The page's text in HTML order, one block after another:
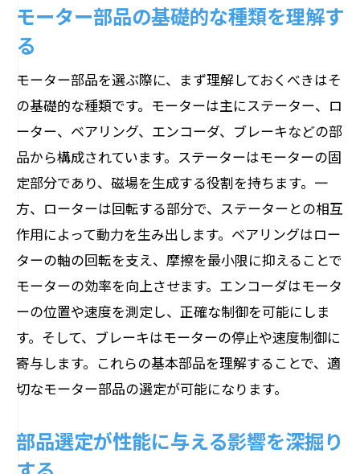
初心者向けモーター部品選びの手引き
ポイント
高性能を実現するための部品選定の指針
専門家が推奨する部品選びの秘訣
失敗しないためのモーター部品選定チェ
ックリスト
性能向上を狙った部品交換のタイミング
競争力を高めるための部品戦略
実際の使用事例から学ぶ部品選び
モーター効率を左右する部品材質と加工精度
の考慮
材質選びがモーター効率に及ぼす影響
加工精度を高めるための最新技術
精度向上のための加工技術の革新
モーター部品の基礎的な種類を理解す
る
モーター部品を選ぶ際に、まず理解しておくべきはそ
の基礎的な種類です。モーターは主にステーター、ロ
ーター、ベアリング、エンコーダ、ブレーキなどの部
品から構成されています。ステーターはモーターの固
定部分であり、磁場を生成する役割を持ちます。一
方、ローターは回転する部分で、ステーターとの相互
作用によって動力を生み出します。ベアリングはロー
ターの軸の回転を支え、摩擦を最小限に抑えることで
モーターの効率を向上させます。エンコーダはモータ
ーの位置や速度を測定し、正確な制御を可能にしま
す。そして、ブレーキはモーターの停止や速度制御に
寄与します。これらの基本部品を理解することで、適
切なモーター部品の選定が可能になります。
部品選定が性能に与える影響を深掘り